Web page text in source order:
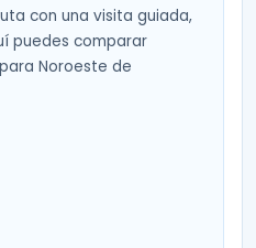
con una visita guiada,
puedes comparar
Noroeste de